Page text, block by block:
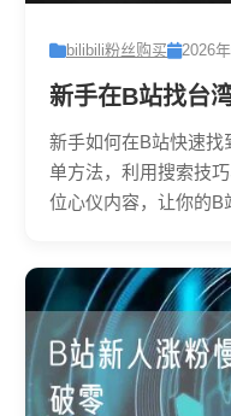
bilibili粉丝购买 2026
新手在B站找台
新手如何在B站快速找
单方法，利用搜索技
位心仪内容，让你的B